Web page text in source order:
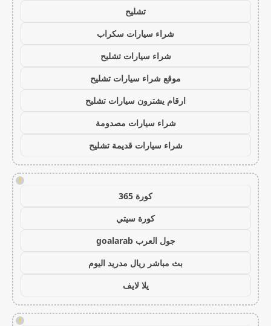
تشليح
شراء سيارات سكراب
شراء سيارات تشليح
موقع شراء سيارات تشليح
ارقام يشترون سيارات تشليح
شراء سيارات مصدومة
شراء سيارات قديمة تشليح
!
كورة 365
كورة سيتي
جول العرب goalarab
بث مباشر ريال مدريد اليوم
يلا لايف
!